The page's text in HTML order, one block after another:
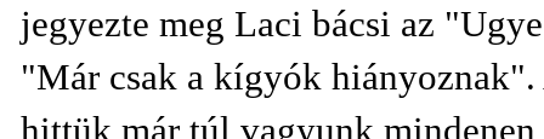
jegyezte meg Laci bácsi az
"Már csak a kígyók
hittük már túl vagyunk